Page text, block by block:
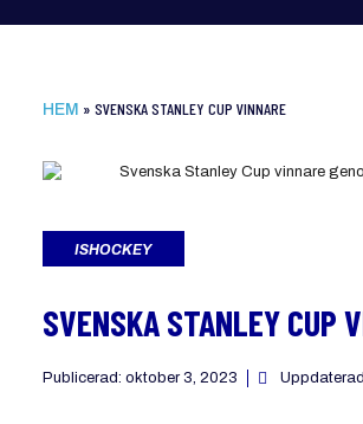
HEM » SVENSKA STANLEY CUP VINNARE
ISHOCKEY
SVENSKA STANLEY CUP
Publicerad: oktober 3, 2023